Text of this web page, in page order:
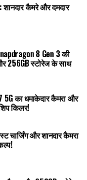
शानदार कैमरे और दमदार
8 Gen 3 की
256GB स्टोरेज के साथ
5G का धमाकेदार कैमरा और
किलर!
चार्जिंग और शानदार कैमरा